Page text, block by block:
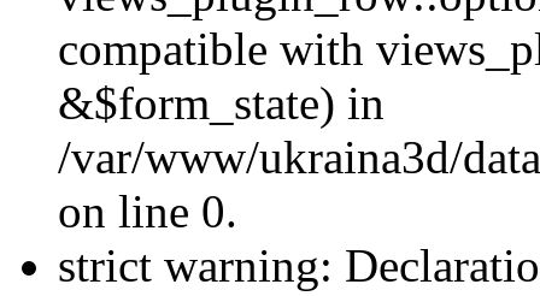
compatible with
&$form_state) in
/var/www/ukraina3d/
on line 0.
strict warning: